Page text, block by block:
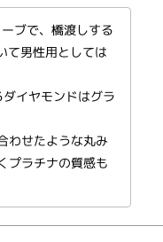
ブで、橋渡しする
て男性用としては
イヤモンドはグラ
わせたような丸み
プラチナの質感も